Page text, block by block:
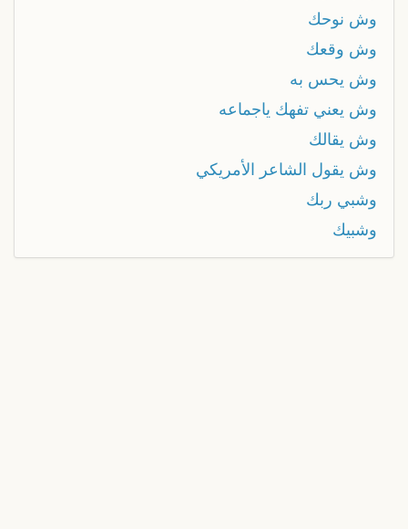
وش نوحك
وش وقعك
وش يحس به
وش يعني تفهك ياجماعه
وش يقالك
وش يقول الشاعر الأمريكي
وشبي ربك
وشبيك